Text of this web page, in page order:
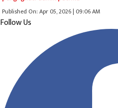
Published On: Apr 05, 2026 | 09:06 AM
Follow Us